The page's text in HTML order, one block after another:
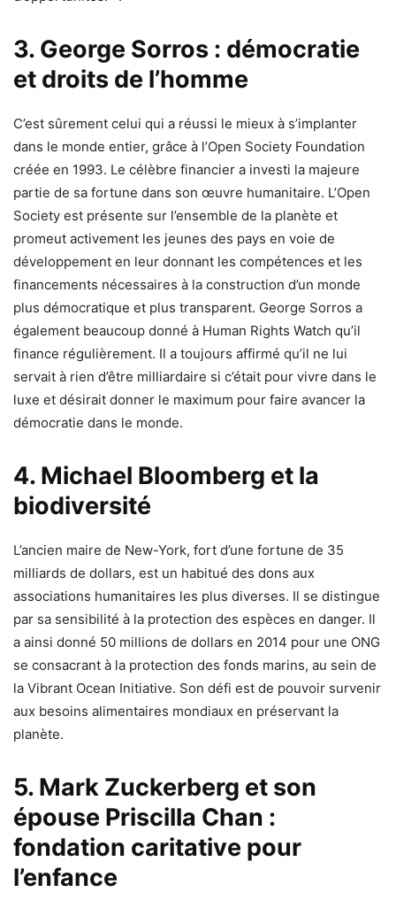
3. George Sorros : démocratie
et droits de l’homme
C’est sûrement celui qui a réussi le mieux à s’implanter
dans le monde entier, grâce à l’Open Society Foundation
créée en 1993. Le célèbre financier a investi la majeure
partie de sa fortune dans son œuvre humanitaire. L’Open
Society est présente sur l’ensemble de la planète et
promeut activement les jeunes des pays en voie de
développement en leur donnant les compétences et les
financements nécessaires à la construction d’un monde
plus démocratique et plus transparent. George Sorros a
également beaucoup donné à Human Rights Watch qu’il
finance régulièrement. Il a toujours affirmé qu’il ne lui
servait à rien d’être milliardaire si c’était pour vivre dans le
luxe et désirait donner le maximum pour faire avancer la
démocratie dans le monde.
4. Michael Bloomberg et la
biodiversité
L’ancien maire de New-York, fort d’une fortune de 35
milliards de dollars, est un habitué des dons aux
associations humanitaires les plus diverses. Il se distingue
par sa sensibilité à la protection des espèces en danger. Il
a ainsi donné 50 millions de dollars en 2014 pour une ONG
se consacrant à la protection des fonds marins, au sein de
la Vibrant Ocean Initiative. Son défi est de pouvoir survenir
aux besoins alimentaires mondiaux en préservant la
planète.
5. Mark Zuckerberg et son
épouse Priscilla Chan :
fondation caritative pour
l’enfance